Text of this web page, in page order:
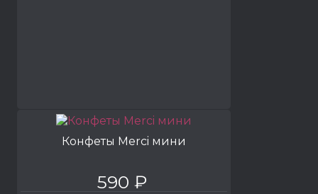
Конфеты Merci мини
590 ₽